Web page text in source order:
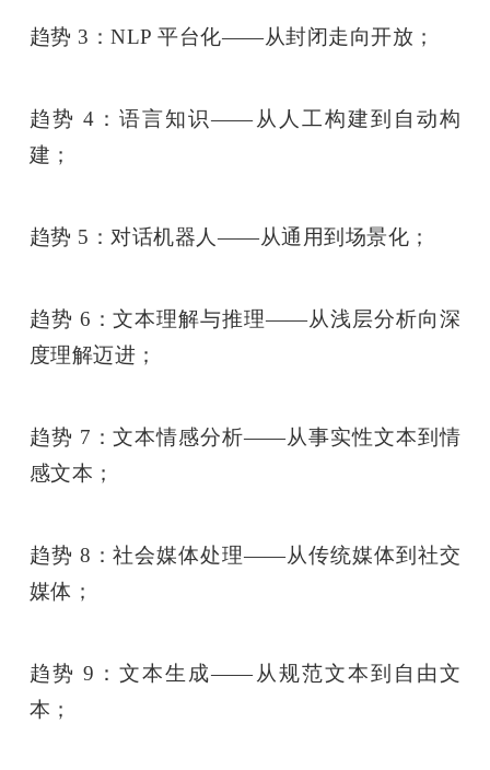
趋势 3：NLP 平台化——从封闭走向开放；
趋势 4：语言知识——从人工构建到自动构
建；
趋势 5：对话机器人——从通用到场景化；
趋势 6：文本理解与推理——从浅层分析向深
度理解迈进；
趋势 7：文本情感分析——从事实性文本到情
感文本；
趋势 8：社会媒体处理——从传统媒体到社交
媒体；
趋势 9：文本生成——从规范文本到自由文
本；